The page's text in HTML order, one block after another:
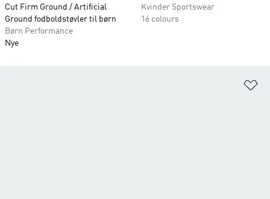
Cut Firm Ground / Artificial
Ground fodboldstøvler til børn
Børn Performance
Nye
Kvinder Sportswear
16 colours